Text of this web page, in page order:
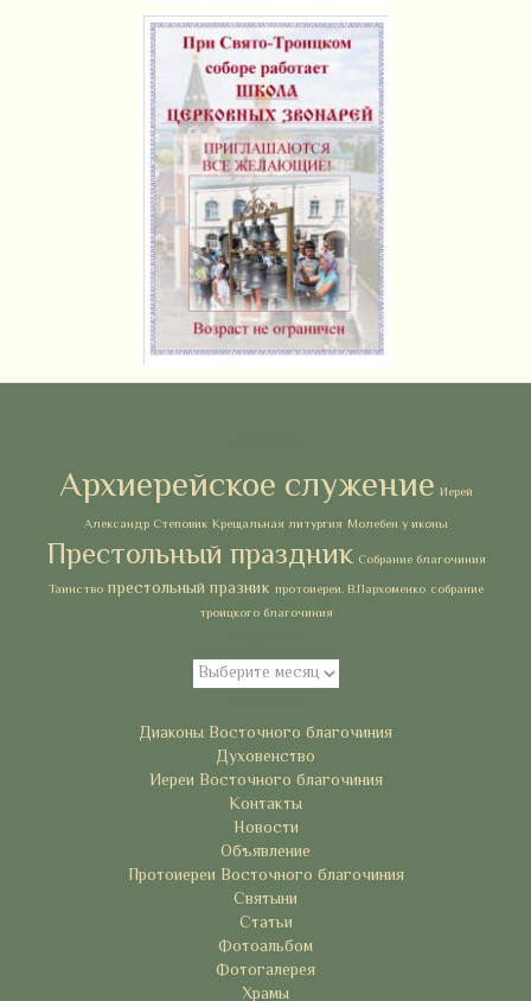
Архиерейское служение Иерей
Александр Степовик Крещальная литургия Молебен у иконы
Престольный праздник Собрание благочиния
Таинство престольный празник протоиереи. В.Пархоменко собрание
троицкого благочиния
Архивы
Диаконы Восточного благочиния
Духовенство
Иереи Восточного благочиния
Контакты
Новости
Объявление
Протоиереи Восточного благочиния
Святыни
Статьи
Фотоальбом
Фотогалерея
Храмы